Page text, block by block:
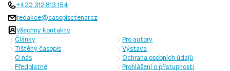
+420 312 813 154
redakce@casopisctenar.cz
Všechny kontakty
Články
Tištěný časopis
O nás
Předplatné
Pro autory
Výstava
Ochrana osobních údajů
Prohlášení o přístupnosti